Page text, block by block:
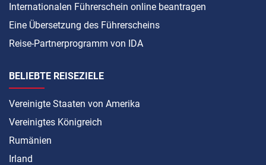
Internationalen Führerschein online beantragen
Eine Übersetzung des Führerscheins
Reise-Partnerprogramm von IDA
BELIEBTE REISEZIELE
Vereinigte Staaten von Amerika
Vereinigtes Königreich
Rumänien
Irland